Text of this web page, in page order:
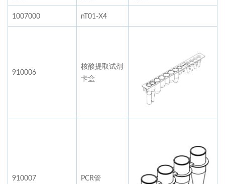
1007000 nT01-X4
910006
核酸提取试剂
卡盒
910007 PCR管